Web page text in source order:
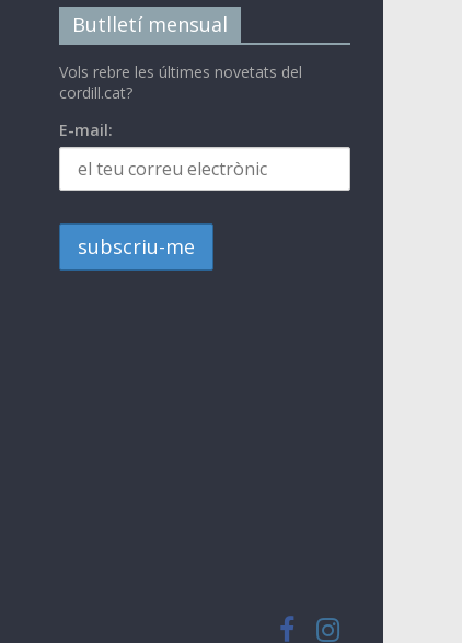
Butlletí mensual
Vols rebre les últimes novetats del
cordill.cat?
E-mail: